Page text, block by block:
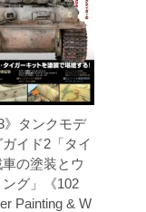
》タンクモデ
ガイド2「タイ
車の塗装とウ
ング」《102
Painting & W